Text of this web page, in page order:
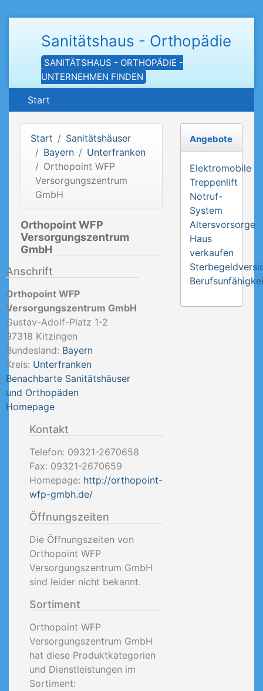
Sanitätshaus - Orthopädie
SANITÄTSHAUS - ORTHOPÄDIE -
UNTERNEHMEN FINDEN
Start
Start
Sanitätshäuser
Bayern
Unterfranken
Orthopoint WFP
Versorgungszentrum
GmbH
Orthopoint WFP
Versorgungszentrum
GmbH
Anschrift
Orthopoint WFP
Versorgungszentrum GmbH
Gustav-Adolf-Platz 1-2
97318 Kitzingen
Bundesland: Bayern
Kreis: Unterfranken
Benachbarte Sanitätshäuser
und Orthopäden
Homepage
Kontakt
Telefon: 09321-2670658
Fax: 09321-2670659
Homepage: http://orthopoint-
wfp-gmbh.de/
Öffnungszeiten
Die Öffnungszeiten von
Orthopoint WFP
Versorgungszentrum GmbH
sind leider nicht bekannt.
Sortiment
Orthopoint WFP
Versorgungszentrum GmbH
hat diese Produktkategorien
und Dienstleistungen im
Sortiment:
Angebote
Elektromobile
Treppenlift
Notruf-
System
Altersvorsorge
Haus
verkaufen